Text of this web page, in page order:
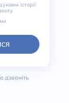
історії
дзвоніть